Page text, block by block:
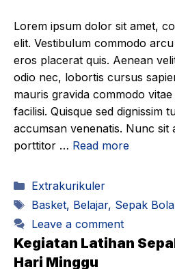
Lorem ipsum dolor sit amet,
elit. Vestibulum commodo
eros placerat quis. Aenean
odio nec, lobortis cursus
mauris gravida commodo
facilisi. Quisque sed dignissim
accumsan venenatis. Nunc sit
porttitor … Read more
Categories
Extrakurikuler
Tags
Basket, Belajar, Sepak Bola
Leave a comment
Kegiatan Latihan
Hari Minggu